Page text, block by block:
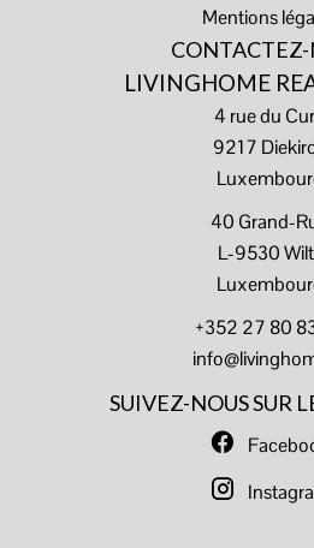
Mentions
CONTACTEZ-
LIVINGHOME
4 rue du
9217
40 Grand-
L-9530
+352 27 80
SUIVEZ-NOUS SUR